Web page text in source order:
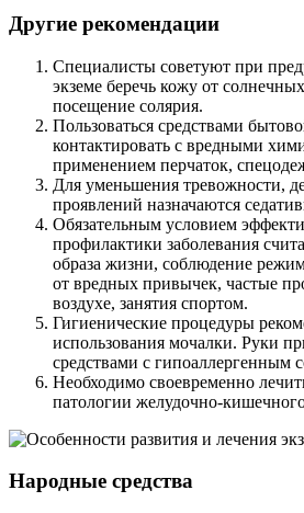
Другие рекомендации
Специалисты советуют при
экземе беречь кожу от
посещение солярия.
Пользоваться средствами
контактировать с вредными
применением перчаток,
Для уменьшения тревожности,
проявлений назначаются
Обязательным условием
профилактики заболевания
образа жизни, соблюдение
от вредных привычек, частые
воздухе, занятия спортом.
Гигиенические процедуры
использования мочалки. Руки
средствами с гипоаллергенным
Необходимо своевременно
патологии желудочно-
Народные средства